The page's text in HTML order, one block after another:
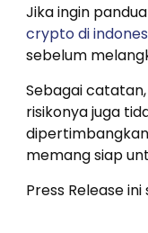
Jika ingin
crypto di
sebelum
Sebagai
risikonya juga
memang siap
Press Release